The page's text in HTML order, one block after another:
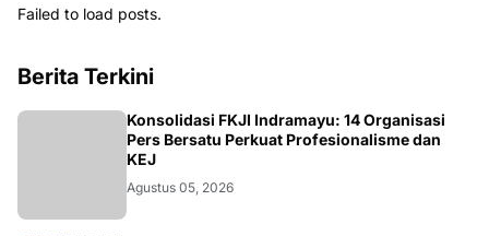
Failed to load posts.
Berita Terkini
Konsolidasi FKJI Indramayu: 14 Organisasi
Pers Bersatu Perkuat Profesionalisme dan
KEJ
Agustus 05, 2026